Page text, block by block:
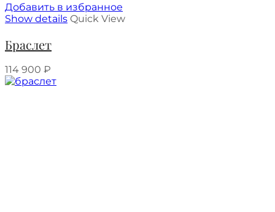
Добавить в избранное
Show details Quick View
Браслет
114 900 ₽